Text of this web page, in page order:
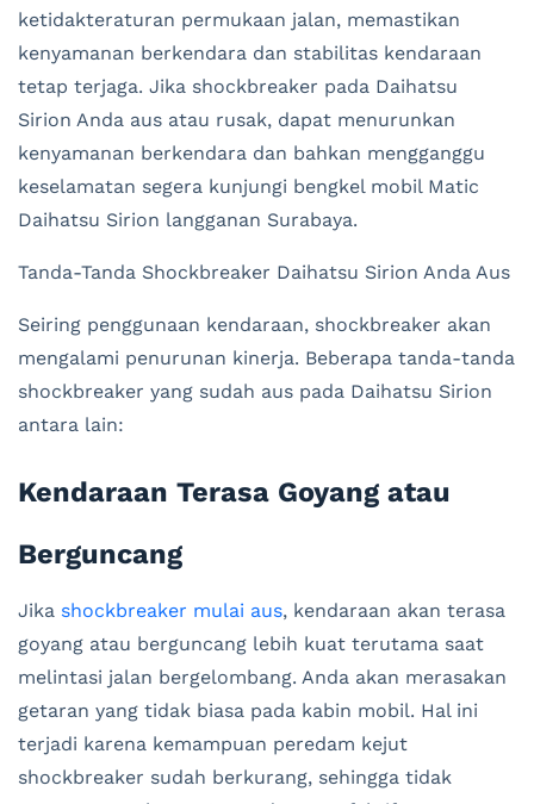
ketidakteraturan permukaan jalan, memastikan
kenyamanan berkendara dan stabilitas kendaraan
tetap terjaga. Jika shockbreaker pada Daihatsu
Sirion Anda aus atau rusak, dapat menurunkan
kenyamanan berkendara dan bahkan mengganggu
keselamatan segera kunjungi bengkel mobil Matic
Daihatsu Sirion langganan Surabaya.
Tanda-Tanda Shockbreaker Daihatsu Sirion Anda Aus
Seiring penggunaan kendaraan, shockbreaker akan
mengalami penurunan kinerja. Beberapa tanda-tanda
shockbreaker yang sudah aus pada Daihatsu Sirion
antara lain:
Kendaraan Terasa Goyang atau
Berguncang
Jika shockbreaker mulai aus, kendaraan akan terasa
goyang atau berguncang lebih kuat terutama saat
melintasi jalan bergelombang. Anda akan merasakan
getaran yang tidak biasa pada kabin mobil. Hal ini
terjadi karena kemampuan peredam kejut
shockbreaker sudah berkurang, sehingga tidak